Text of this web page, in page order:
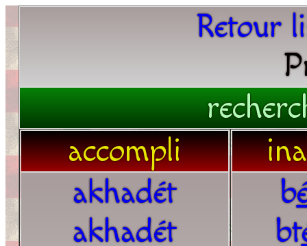
Retour
accompli
akhadét
akhadét
b
bt